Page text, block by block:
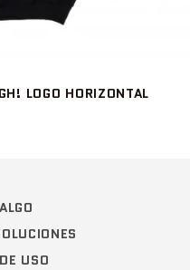
LOGO HORIZONTAL
USO